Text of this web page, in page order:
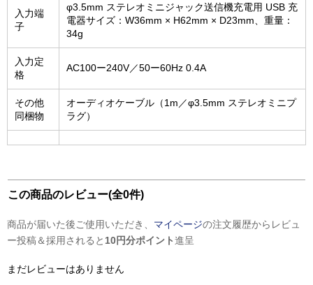
入力端
子
φ3.5mm ステレオミニジャック送信機充電用 USB 充
電器サイズ：W36mm × H62mm × D23mm、重量：
34g
入力定
格
AC100ー240V／50ー60Hz 0.4A
その他
同梱物
オーディオケーブル（1m／φ3.5mm ステレオミニプ
ラグ）
この商品のレビュー(全0件)
商品が届いた後ご使用いただき、 マイページの注文履歴からレビュ
ー投稿＆採用されると 10円分ポイント進呈
まだレビューはありません